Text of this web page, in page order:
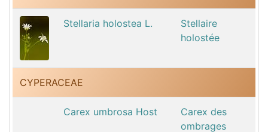
Stellaria holostea L.
Stellaire
holostée
CYPERACEAE
Carex umbrosa Host
Carex des
ombrages